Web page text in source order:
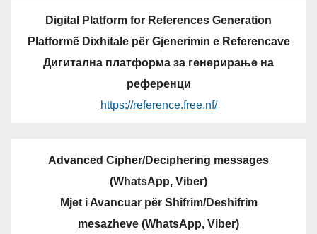
Digital Platform for References Generation
Platformë Dixhitale për Gjenerimin e Referencave
Дигитална платформа за генерирање на
референци
https://reference.free.nf/
Advanced Cipher/Deciphering messages
(WhatsApp, Viber)
Mjet i Avancuar për Shifrim/Deshifrim
mesazheve (WhatsApp, Viber)